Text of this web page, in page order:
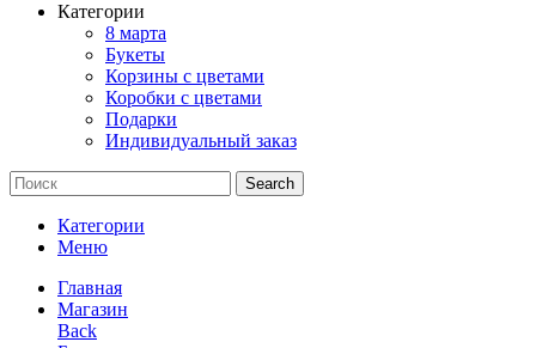
Категории
8 марта
Букеты
Корзины с цветами
Коробки с цветами
Подарки
Индивидуальный заказ
Search
Категории
Меню
Главная
Магазин
Back